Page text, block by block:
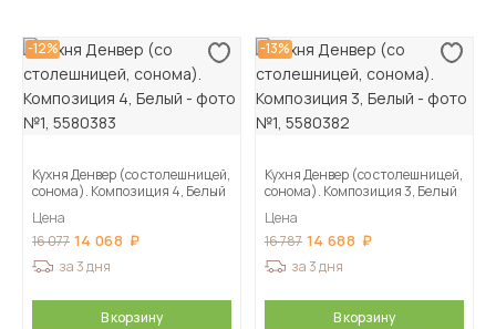
-12%
Кухня Денвер (со столешницей,
сонома). Композиция 4, Белый
Цена
16 077 14 068
за 3 дня
В корзину
-13%
Кухня Денвер (со столешницей,
сонома). Композиция 3, Белый
Цена
16 787 14 688
за 3 дня
В корзину